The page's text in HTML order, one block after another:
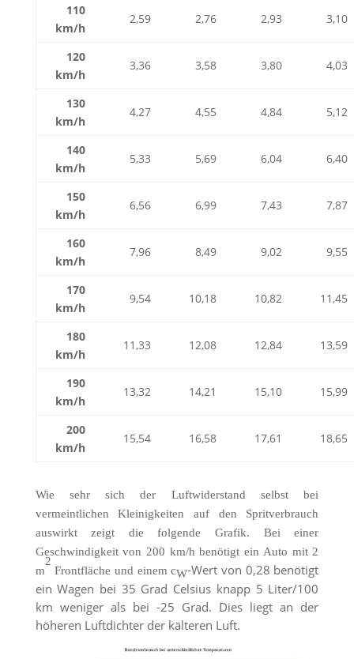
110
km/h
2,59 2,76 2,93 3,10
120
km/h
3,36 3,58 3,80 4,03
130
km/h
4,27 4,55 4,84 5,12
140
km/h
5,33 5,69 6,04 6,40
150
km/h
6,56 6,99 7,43 7,87
160
km/h
7,96 8,49 9,02 9,55
170
km/h
9,54 10,18 10,82 11,45
180
km/h
11,33 12,08 12,84 13,59
190
km/h
13,32 14,21 15,10 15,99
200
km/h
15,54 16,58 17,61 18,65
Wie sehr sich der Luftwiderstand selbst bei
vermeintlichen Kleinigkeiten auf den Spritverbrauch
auswirkt zeigt die folgende Grafik. Bei einer
Geschwindigkeit von 200 km/h benötigt ein Auto mit 2
m
2
Frontfläche und einem cW-Wert von 0,28 benötigt
ein Wagen bei 35 Grad Celsius knapp 5 Liter/100
km weniger als bei -25 Grad. Dies liegt an der
höheren Luftdichter der kälteren Luft.